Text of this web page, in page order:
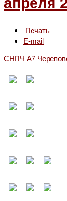
Печать
E-mail
СНПЧ А7